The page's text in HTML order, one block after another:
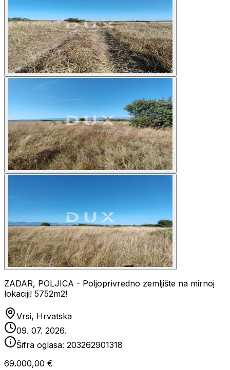
ZADAR, POLJICA - Poljoprivredno zemljište na mirnoj
lokaciji! 5752m2!
Vrsi, Hrvatska
09. 07. 2026.
Šifra oglasa: 203262901318
69.000,00 €